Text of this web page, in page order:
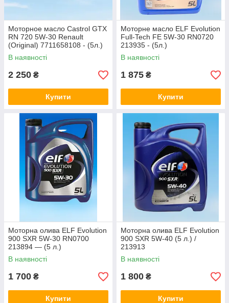
Моторное масло Castrol GTX
RN 720 5W-30 Renault
(Original) 7711658108 - (5л.)
В наявності
2 250 ₴
Купити
Моторне масло ELF Evolution
Full-Tech FE 5W-30 RN0720
213935 - (5л.)
В наявності
1 875 ₴
Купити
Моторна олива ELF Evolution
900 SXR 5W-30 RN0700
213894 — (5 л.)
В наявності
1 700 ₴
Купити
Моторна олива ELF Evolution
900 SXR 5W-40 (5 л.) /
213913
В наявності
1 800 ₴
Купити